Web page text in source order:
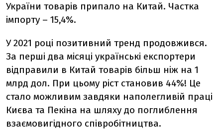
України товарів припало на Китай. Частка
імпорту – 15,4%.
У 2021 році позитивний тренд продовжився.
За перші два місяці українські експортери
відправили в Китай товарів більш ніж на 1
млрд дол. При цьому ріст становив 44%! Це
стало можливим завдяки наполегливій праці
Києва та Пекіна на шляху до поглиблення
взаємовигідного співробітництва.